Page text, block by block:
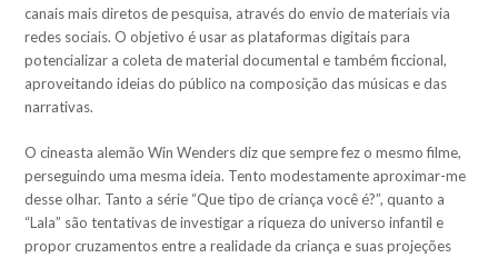
canais mais diretos de pesquisa, através do envio de materiais via
redes sociais. O objetivo é usar as plataformas digitais para
potencializar a coleta de material documental e também ficcional,
aproveitando ideias do público na composição das músicas e das
narrativas.
O cineasta alemão Win Wenders diz que sempre fez o mesmo filme,
perseguindo uma mesma ideia. Tento modestamente aproximar-me
desse olhar. Tanto a série “Que tipo de criança você é?”, quanto a
“Lala” são tentativas de investigar a riqueza do universo infantil e
propor cruzamentos entre a realidade da criança e suas projeções